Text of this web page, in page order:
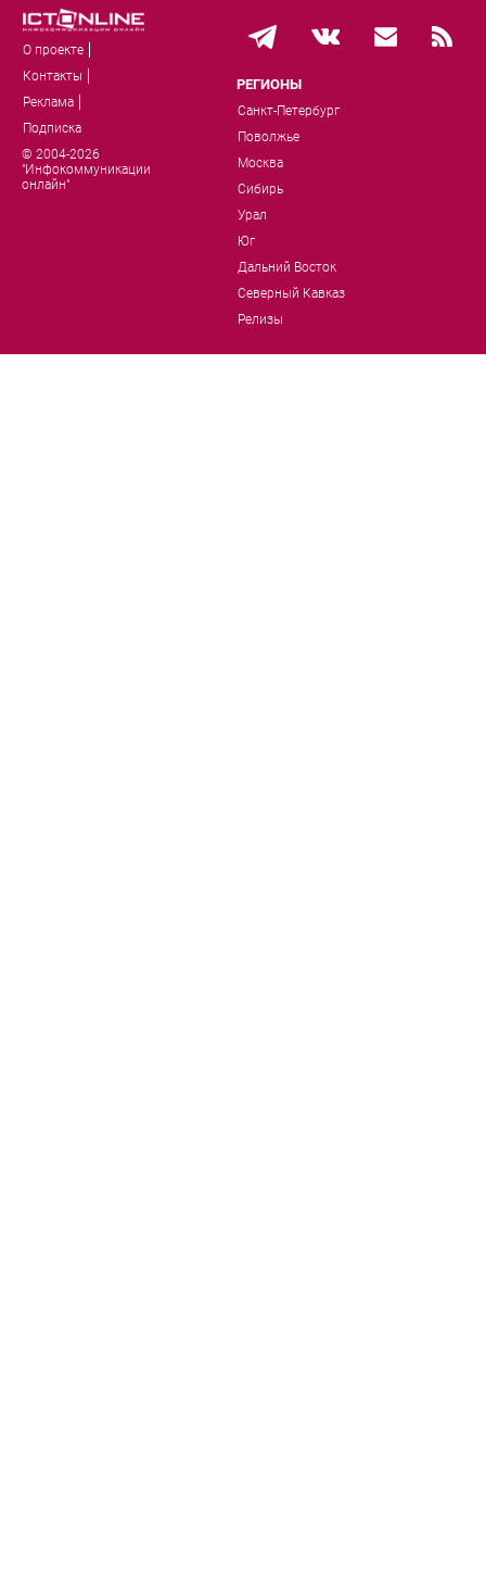
О проекте
Контакты
Реклама
Подписка
© 2004-2026
"Инфокоммуникации
онлайн"
РЕГИОНЫ
Санкт-Петербург
Поволжье
Москва
Сибирь
Урал
Юг
Дальний Восток
Северный Кавказ
Релизы